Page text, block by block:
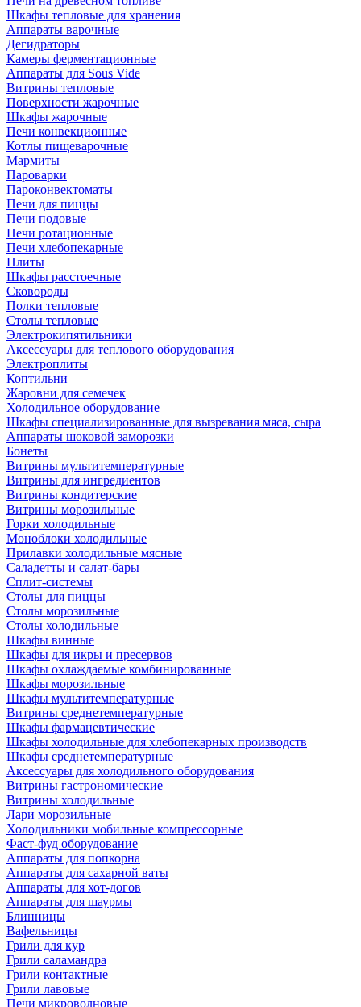
Шкафы тепловые для хранения
Аппараты варочные
Дегидраторы
Камеры ферментационные
Аппараты для Sous Vide
Витрины тепловые
Поверхности жарочные
Шкафы жарочные
Печи конвекционные
Котлы пищеварочные
Мармиты
Пароварки
Пароконвектоматы
Печи для пиццы
Печи подовые
Печи ротационные
Печи хлебопекарные
Плиты
Шкафы расстоечные
Сковороды
Полки тепловые
Столы тепловые
Электрокипятильники
Аксессуары для теплового оборудования
Электроплиты
Коптильни
Жаровни для семечек
Холодильное оборудование
Шкафы специализированные для вызревания мяса, сыра
Аппараты шоковой заморозки
Бонеты
Витрины мультитемпературные
Витрины для ингредиентов
Витрины кондитерские
Витрины морозильные
Горки холодильные
Моноблоки холодильные
Прилавки холодильные мясные
Саладетты и салат-бары
Сплит-системы
Столы для пиццы
Столы морозильные
Столы холодильные
Шкафы винные
Шкафы для икры и пресервов
Шкафы охлаждаемые комбинированные
Шкафы морозильные
Шкафы мультитемпературные
Витрины среднетемпературные
Шкафы фармацевтические
Шкафы холодильные для хлебопекарных производств
Шкафы среднетемпературные
Аксессуары для холодильного оборудования
Витрины гастрономические
Витрины холодильные
Лари морозильные
Холодильники мобильные компрессорные
Фаст-фуд оборудование
Аппараты для попкорна
Аппараты для сахарной ваты
Аппараты для хот-догов
Аппараты для шаурмы
Блинницы
Вафельницы
Грили для кур
Грили саламандра
Грили контактные
Грили лавовые
Печи микроволновые